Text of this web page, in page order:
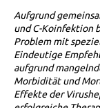
Aufgrund
und C-Koinfektion
Problem mit
Eindeutige
aufgrund
Morbidität und
Effekte der